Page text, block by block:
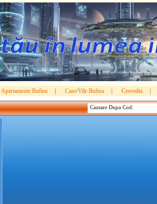
Apartamente Buftea Case/Vile Buftea Crevedia
Cautare Dupa Cod: